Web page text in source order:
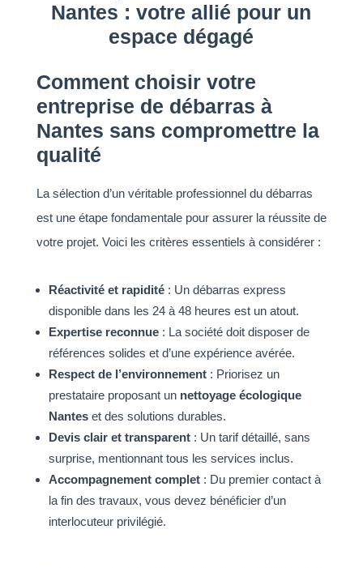
Nantes : votre allié pour un
espace dégagé
Comment choisir votre
entreprise de débarras à
Nantes sans compromettre la
qualité
La sélection d’un véritable professionnel du débarras
est une étape fondamentale pour assurer la réussite de
votre projet. Voici les critères essentiels à considérer :
Réactivité et rapidité: Un débarras express
disponible dans les 24 à 48 heures est un atout.
Expertise reconnue: La société doit disposer de
références solides et d’une expérience avérée.
Respect de l’environnement: Priorisez un
prestataire proposant un nettoyage écologique
Nanteset des solutions durables.
Devis clair et transparent: Un tarif détaillé, sans
surprise, mentionnant tous les services inclus.
Accompagnement complet: Du premier contact à
la fin des travaux, vous devez bénéficier d’un
interlocuteur privilégié.